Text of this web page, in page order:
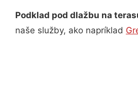
Podklad pod dlažbu na
naše služby, ako napríklad